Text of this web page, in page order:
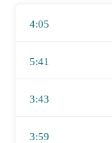
4:05
5:41
3:43
3:59